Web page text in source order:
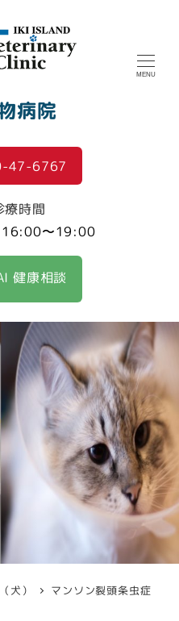
病院
MENU
47-6767
療時間
〜19:00
健康相談
犬） マンソン裂頭条虫症